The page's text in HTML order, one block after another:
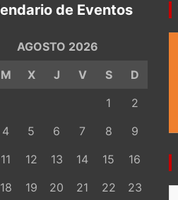
de Eventos
AGOSTO 2026
M X J V S
D
1
2
4 5 6 7 8
9
11 12 13 14 15
16
18 19 20 21 22
23